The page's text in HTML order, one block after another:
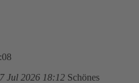
Jul 2026 18:12 Schönes